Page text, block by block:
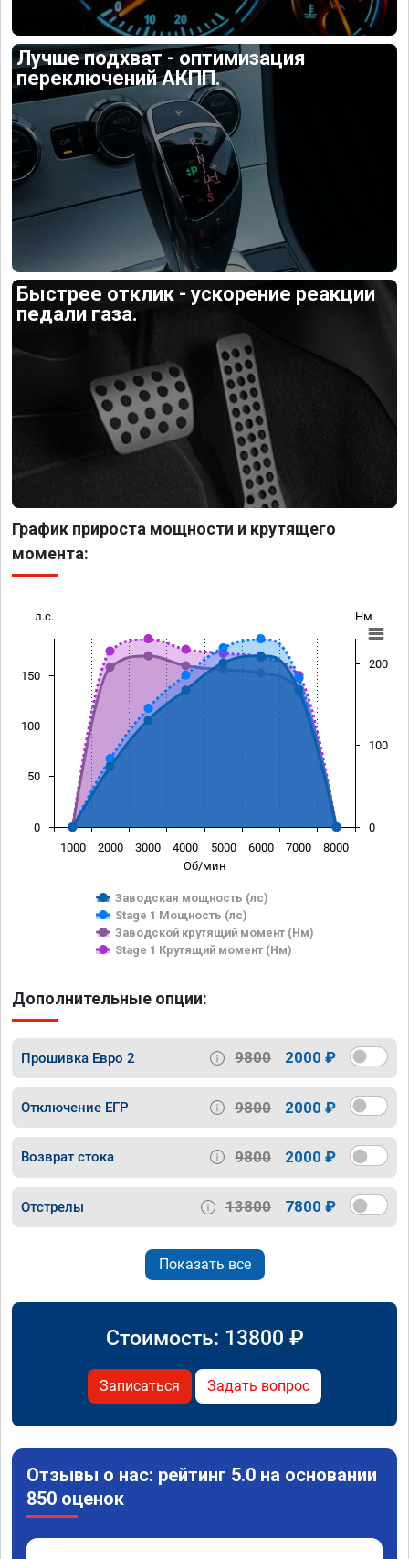
Лучше подхват - оптимизация
переключений АКПП.
Быстрее отклик - ускорение реакции
педали газа.
График прироста мощности и крутящего
момента:
Об/мин
л.с. Нм
Заводская мощность (лс)
Stage 1 Мощность (лс)
Заводской крутящий момент (Нм)
Stage 1 Крутящий момент (Нм)
1000 2000 3000 4000 5000 6000 7000 8000
0
50
100
150
0
100
200
Дополнительные опции:
Прошивка Евро 2 9800 2000 ₽
Отключение ЕГР 9800 2000 ₽
Возврат стока 9800 2000 ₽
Отстрелы 13800 7800 ₽
Показать все
Стоимость: 13800 ₽
Записаться Задать вопрос
Отзывы о нас: рейтинг 5.0 на основании
850 оценок